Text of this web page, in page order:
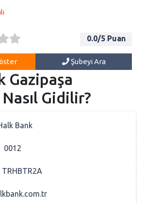
0.0/5 Puan
Şubeyi Ara
Gazipaşa
Gidilir?
Bank
0012
TRHBTR2A